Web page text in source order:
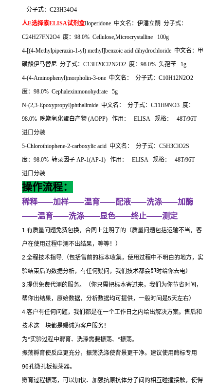
分子式： C23H34O4
人E选择素ELISA试剂盒Iloperidone 中文名：伊潘立酮 分子式：
C24H27FN2O4 度： 98.0% Cellulose,Microcrystalline 100g
4-[(4-Methylpiperazin-1-yl) methyl]benzoic acid dihydrochloride 中文名：甲
磺酸伊马替尼 分子式： C13H20Cl2N2O2 度： 98.0% 头孢苄 1g
4-(4-Aminophenyl)morpholin-3-one 中文名： 分子式： C10H12N2O2
度： 98.0% Cephalexinmonohydrate 5g
N-(2,3-Epoxypropyl)phthalimide 中文名： 分子式： C11H9NO3 度：
98.0% 晚期氧化蛋白产物 (AOPP) 作用： ELISA 规格：
48T/96T
进口分装
5-Chlorothiophene-2-carboxylic acid 中文名： 分子式： C5H3ClO2S
度： 98.0% 转录因子 AP-1(AP-1) 作用： ELISA 规格：
48T/96T
进口分装
操作流程：
稀释——加样——温育——配液——洗涤——加酶
——温育——洗涤——显色——终止——测定
1.有质量问题免费包换，合同上注明了的（质量问题包括运输不当，客
户在使用过程中测不出结果，等等！）
2.全程技术指导. （包括售前的标本收集，使用过程中不明白的地方，实
验结束后的数据分析，有任何疑问，我们技术都会即时给你去电）
3.提供免费代测的服务。（你只需把标本寄过来，我们为你节省时间，
帮你出结果，原始数据，分析数据均可提供，一般时间是5天左右）
4.客户有任何问题，我们都是在一个工作日之内给出解决方案。售后和
技术这一块都是竭诚为客户服务！
为*实验过程中孵育、洗涤需要振荡、 *振荡。
振荡孵育使反应更充分，振荡洗涤使背景更干净。建议使用酶标专用
96孔微孔板振荡器。
孵育过程振荡，可以加快、加强抗原抗体分子间的相互碰撞接触，使得